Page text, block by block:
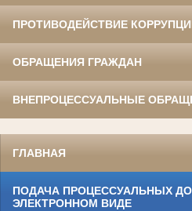
ПРОТИВОДЕЙСТВИЕ
ОБРАЩЕНИЯ ГРАЖДАН
ВНЕПРОЦЕССУАЛЬНЫЕ
ГЛАВНАЯ
ПОДАЧА ПРОЦЕССУАЛЬНЫХ
ЭЛЕКТРОННОМ ВИДЕ